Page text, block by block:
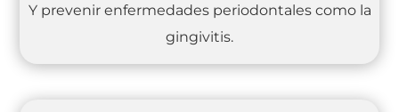
Y prevenir enfermedades periodontales como la
gingivitis.